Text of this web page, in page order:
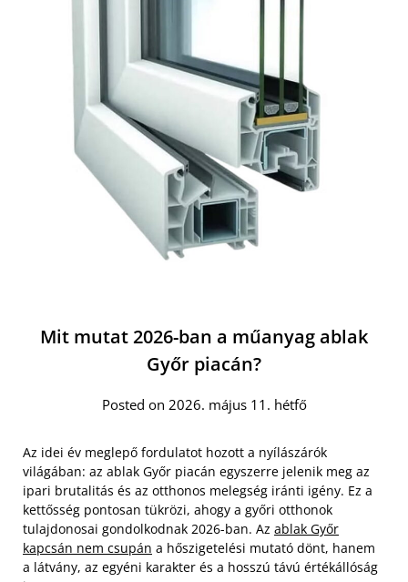
Mit mutat 2026-ban a műanyag ablak
Győr piacán?
Posted on 2026. május 11. hétfő
Az idei év meglepő fordulatot hozott a nyílászárók
világában: az ablak Győr piacán egyszerre jelenik meg az
ipari brutalitás és az otthonos melegség iránti igény. Ez a
kettősség pontosan tükrözi, ahogy a győri otthonok
tulajdonosai gondolkodnak 2026-ban. Az ablak Győr
kapcsán nem csupán a hőszigetelési mutató dönt, hanem
a látvány, az egyéni karakter és a hosszú távú értékállóság